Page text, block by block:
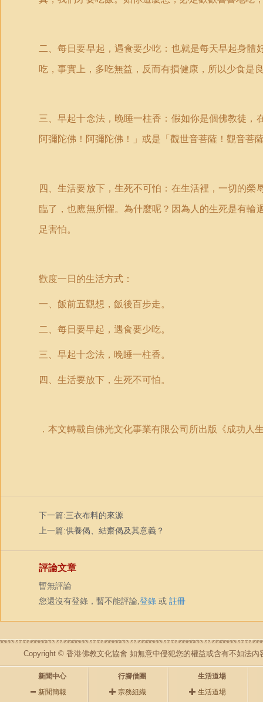
二、每日要早起，遇食要少吃：也就是每天早起身
吃，事實上，多吃無益，反而有損健康，所以少食是
三、早起十念法，晚睡一柱香：假如你是個佛教徒
阿彌陀佛！阿彌陀佛！」或是「觀世音菩薩！觀音菩
四、生活要放下，生死不可怕：在生活裡，一切的
臨了，也應無所懼。為什麼呢？因為人的生死是有
足害怕。
歡度一日的生活方式：
一、飯前五觀想，飯後百步走。
二、每日要早起，遇食要少吃。
三、早起十念法，晚睡一柱香。
四、生活要放下，生死不可怕。
．本文轉載自佛光文化事業有限公司所出版《成功人
下一篇:三衣布料的來源
上一篇:供養偈、結齋偈及其意義？
評論文章
暫無評論
您還沒有登錄，暫不能評論,登錄 或 註冊
Copyright © 香港佛教文化協會 如無意中侵犯您的權益或含有不如法內
新聞中心
新聞簡報
行腳僧團
宗務組織
生活道場
生活道場